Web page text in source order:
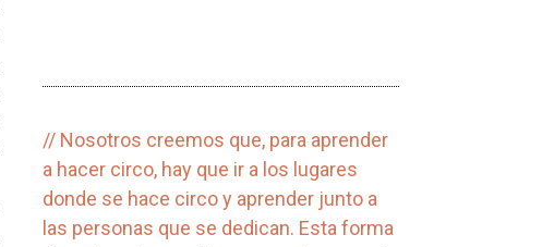
// Nosotros creemos que, para aprender
a hacer circo, hay que ir a los lugares
donde se hace circo y aprender junto a
las personas que se dedican. Esta forma